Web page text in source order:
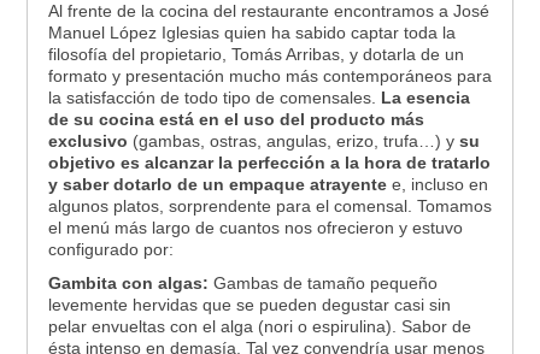
Al frente de la cocina del restaurante encontramos a José
Manuel López Iglesias quien ha sabido captar toda la
filosofía del propietario, Tomás Arribas, y dotarla de un
formato y presentación mucho más contemporáneos para
la satisfacción de todo tipo de comensales. La esencia
de su cocina está en el uso del producto más
exclusivo (gambas, ostras, angulas, erizo, trufa…) y su
objetivo es alcanzar la perfección a la hora de tratarlo
y saber dotarlo de un empaque atrayentee, incluso en
algunos platos, sorprendente para el comensal. Tomamos
el menú más largo de cuantos nos ofrecieron y estuvo
configurado por:
Gambita con algas: Gambas de tamaño pequeño
levemente hervidas que se pueden degustar casi sin
pelar envueltas con el alga (nori o espirulina). Sabor de
ésta intenso en demasía. Tal vez convendría usar menos